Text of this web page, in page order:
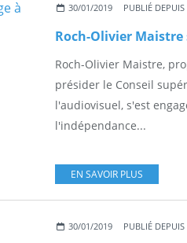
30/01/2019 PUBLIÉ
Roch-Olivier Maistre,
présider le Conseil
l'audiovisuel, s'est
l'indépendance...
EN SAVOIR PLUS
30/01/2019 PUBLIÉ